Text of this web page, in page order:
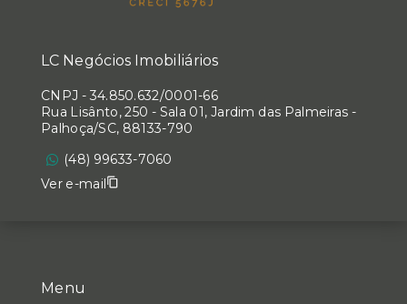
Menu
LC Negócios Imobiliários
CNPJ - 34.850.632/0001-66
Rua Lisânto, 250 - Sala 01, Jardim das Palmeiras -
Palhoça/SC, 88133-790
(48) 99633-7060
Ver e-mail